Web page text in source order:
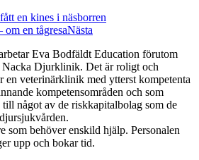
en kines i näsborren
om en tågresaNästa
Eva Bodfäldt Education förutom
Nacka Djurklinik. Det är roligt och
en veterinärklinik med ytterst kompetenta
kompetensområden och som
till något av de riskkapitalbolag som de
som behöver enskild hjälp. Personalen
upp och bokar tid.